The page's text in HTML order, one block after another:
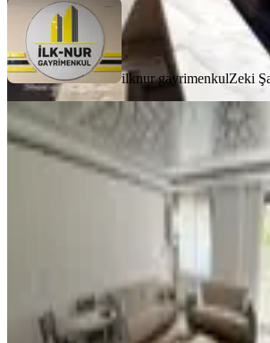
ilknur gayrimenkulZeki
Trabzonda Eşyalı
Ortahisar, Pelitli Mahallesi
·70 m²· Düz Giriş
Miraç İleli Miraç İleli Emlak